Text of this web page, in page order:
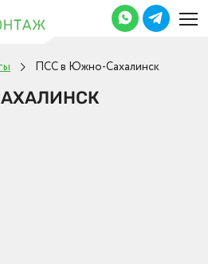
ПСС в Южно-Сахалинск